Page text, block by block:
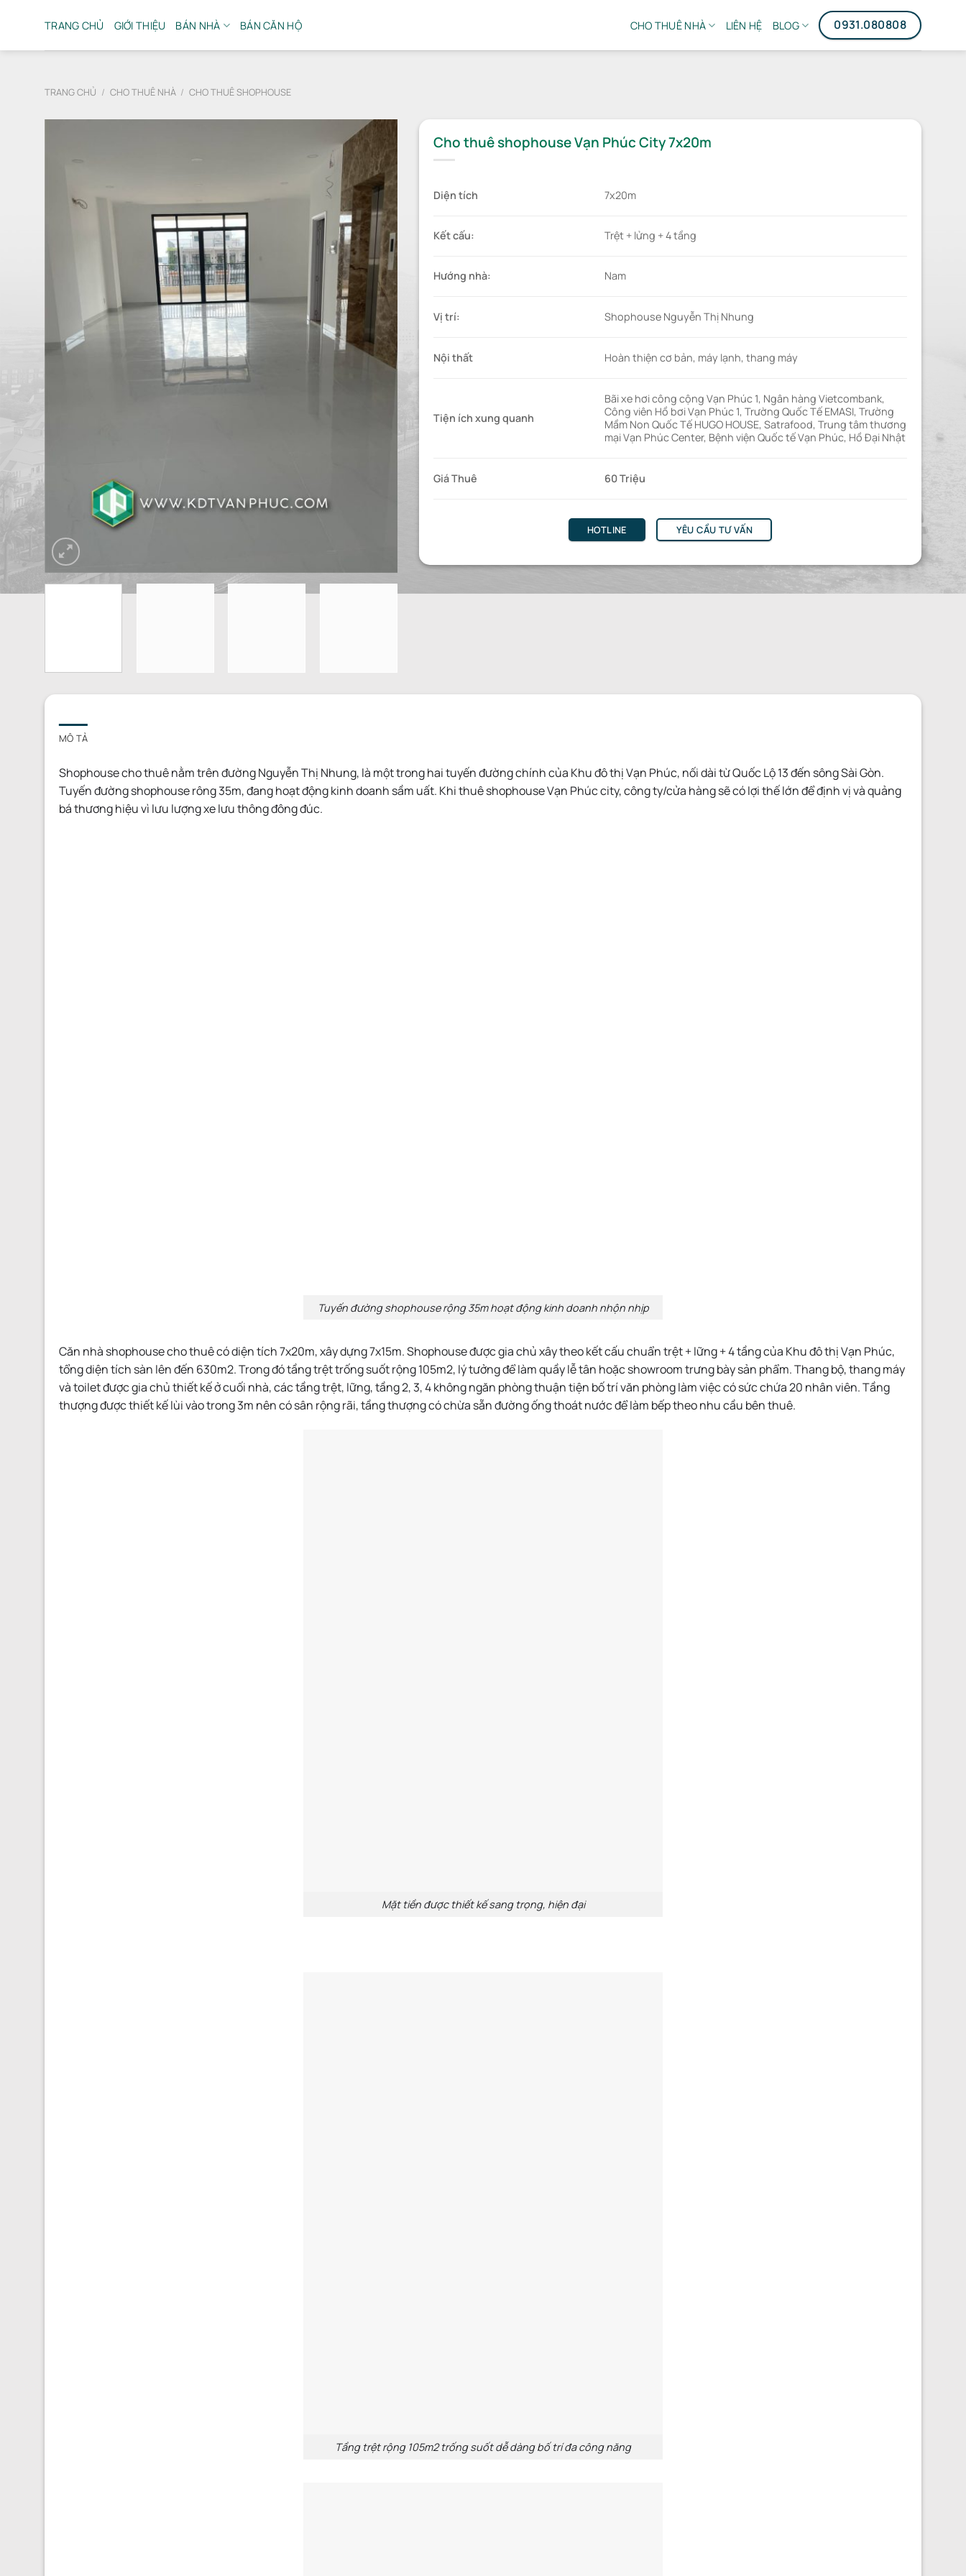
TRANG CHỦ GIỚI THIỆU BÁN NHÀ BÁN CĂN HỘ CHO THUÊ NHÀ LIÊN HỆ BLOG 0931.080808
TRANG CHỦ / CHO THUÊ NHÀ / CHO THUÊ SHOPHOUSE
Cho thuê shophouse Vạn Phúc City 7x20m
Diện tích 7x20m
Kết cấu: Trệt + lửng + 4 tầng
Hướng nhà: Nam
Vị trí: Shophouse Nguyễn Thị Nhung
Nội thất Hoàn thiện cơ bản, máy lạnh, thang máy
Tiện ích xung quanh
Bãi xe hơi công cộng Vạn Phúc 1, Ngân hàng Vietcombank,
Công viên Hồ bơi Vạn Phúc 1, Trường Quốc Tế EMASI, Trường
Mầm Non Quốc Tế HUGO HOUSE, Satrafood, Trung tâm thương
mại Vạn Phúc Center, Bệnh viện Quốc tế Vạn Phúc, Hồ Đại Nhật
Giá Thuê 60 Triệu
HOTLINE YÊU CẦU TƯ VẤN
MÔ TẢ
Shophouse cho thuê nằm trên đường Nguyễn Thị Nhung, là một trong hai tuyến đường chính của Khu đô thị Vạn Phúc, nối dài từ Quốc Lộ 13 đến sông Sài Gòn.
Tuyến đường shophouse rông 35m, đang hoạt động kinh doanh sầm uất. Khi thuê shophouse Vạn Phúc city, công ty/cửa hàng sẽ có lợi thế lớn để định vị và quảng
bá thương hiệu vì lưu lượng xe lưu thông đông đúc.
Tuyến đường shophouse rộng 35m hoạt động kinh doanh nhộn nhịp
Căn nhà shophouse cho thuê có diện tích 7x20m, xây dựng 7x15m. Shophouse được gia chủ xây theo kết cấu chuẩn trệt + lững + 4 tầng của Khu đô thị Vạn Phúc,
tổng diện tích sàn lên đến 630m2. Trong đó tầng trệt trống suốt rộng 105m2, lý tưởng để làm quầy lễ tân hoặc showroom trưng bày sản phẩm. Thang bộ, thang máy
và toilet được gia chủ thiết kế ở cuối nhà, các tầng trệt, lững, tầng 2, 3, 4 không ngăn phòng thuận tiện bố trí văn phòng làm việc có sức chứa 20 nhân viên. Tầng
thượng được thiết kế lùi vào trong 3m nên có sân rộng rãi, tầng thượng có chừa sẵn đường ống thoát nước để làm bếp theo nhu cầu bên thuê.
Mặt tiền được thiết kế sang trọng, hiện đại
Tầng trệt rộng 105m2 trống suốt dễ dàng bố trí đa công năng